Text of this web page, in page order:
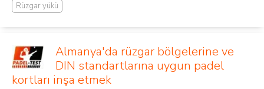
Rüzgar yükü
Almanya'da rüzgar bölgelerine ve
DIN standartlarına uygun padel
kortları inşa etmek